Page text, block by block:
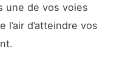
une de vos voies
d’atteindre vos